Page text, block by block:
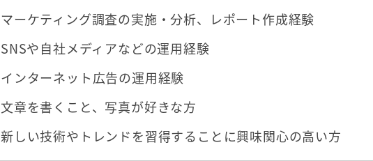
マーケティング調査の実施・分析、レポート作成経験
SNSや自社メディアなどの運用経験
インターネット広告の運用経験
文章を書くこと、写真が好きな方
新しい技術やトレンドを習得することに興味関心の高い方